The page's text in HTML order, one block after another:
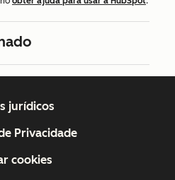
jurídicos
Privacidade
cookies